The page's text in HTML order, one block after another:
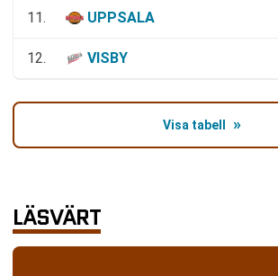
11. UPPSALA
12. VISBY
Visa tabell
LÄSVÄRT